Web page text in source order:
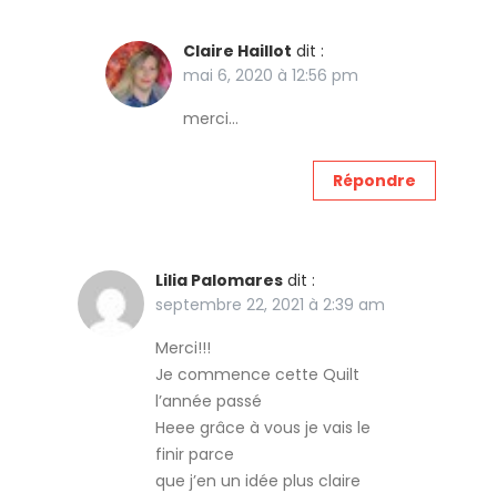
Claire Haillot dit :
mai 6, 2020 à 12:56 pm
merci…
Répondre
Lilia Palomares dit :
septembre 22, 2021 à 2:39 am
Merci!!!
Je commence cette Quilt
l’année passé
Heee grâce à vous je vais le
finir parce
que j’en un idée plus claire